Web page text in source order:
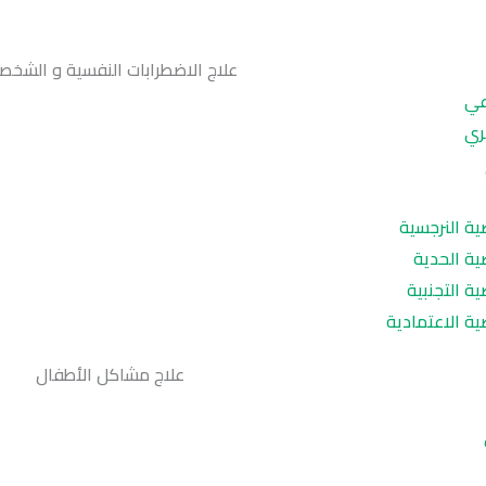
علاج الاضطرابات النفسية و
النرجسية
الحدية
التجنبية
الاعتمادية
علاج مشاكل الأطفال